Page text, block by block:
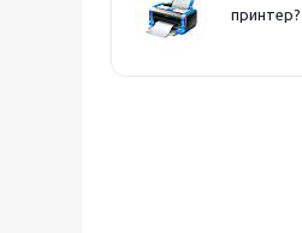
принтер?